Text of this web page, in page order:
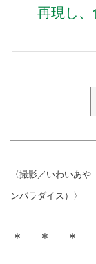
再現し、
〈撮影／いわいあ
ンパラダイス）〉
＊ ＊ ＊